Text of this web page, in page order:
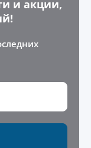
и акции,